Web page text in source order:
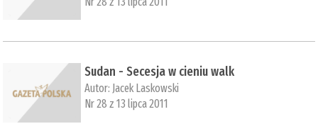
Sudan - Secesja w cieniu walk
Autor: Jacek Laskowski
Nr 28 z 13 lipca 2011